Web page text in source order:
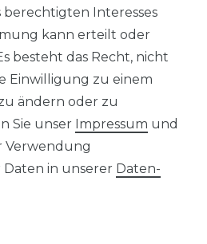
Interesses
kann erteilt oder
besteht das Recht, nicht
Einwilligung zu einem
ändern oder zu
Sie unser Impressum und
Verwendung
in unserer Daten­